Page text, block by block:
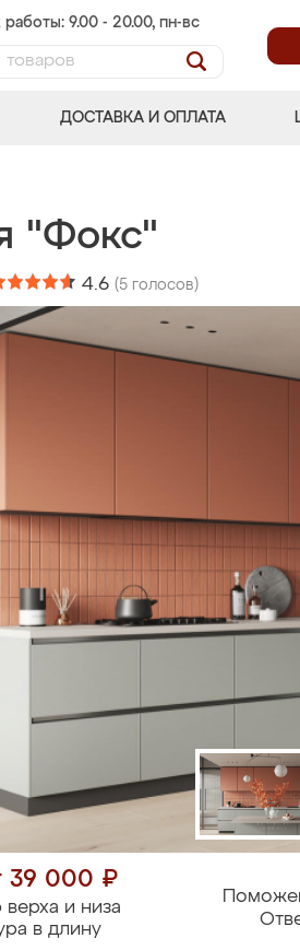
работы: 9.00 - 20.00, пн-вс
ДОСТАВКА И ОПЛАТА
"Фокс"
4.6 (5 голосов)
39 000 ₽
верха и низа
в длину